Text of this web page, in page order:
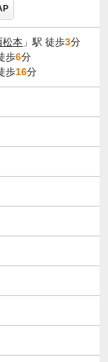
松本 」駅 徒歩3分
歩6分
歩16分